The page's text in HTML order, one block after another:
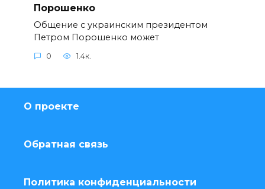
Порошенко
Общение с украинским президентом
Петром Порошенко может
0 1.4к.
О проекте
Обратная связь
Политика конфиденциальности